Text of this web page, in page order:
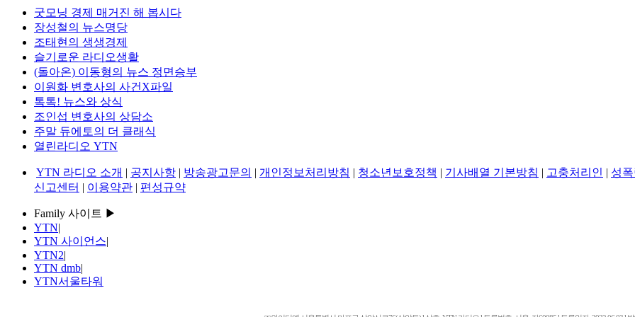
굿모닝 경제 매거진 해 봅시다
장성철의 뉴스명당
조태현의 생생경제
슬기로운 라디오생활
(돌아온) 이동형의 뉴스 정면승부
이원화 변호사의 사건X파일
톡톡! 뉴스와 상식
조인섭 변호사의 상담소
주말 듀에토의 더 클래식
열린라디오 YTN
YTN 라디오 소개 | 공지사항 | 방송광고문의 | 개인정보처리방침 | 청소년보호정책 | 기사배열 기본방침 | 고충처리인 | 성
신고센터 | 이용약관 | 편성규약
Family 사이트 ▶
YTN|
YTN 사이언스|
YTN2|
YTN dmb|
YTN서울타워